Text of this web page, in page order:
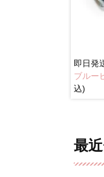
即日発
ブルー
込)
最